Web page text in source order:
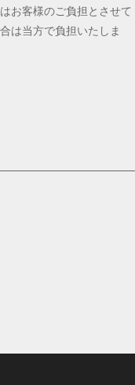
お客様のご負担とさせて
は当方で負担いたしま